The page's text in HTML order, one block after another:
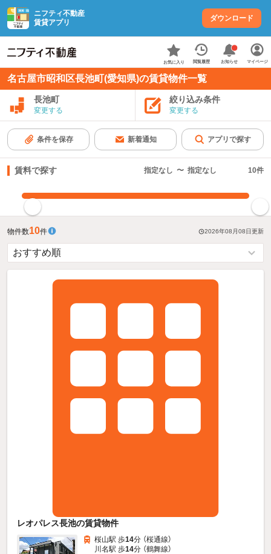
ニフティ不動産
賃貸アプリ
ダウンロード
お気に入り 閲覧履歴 お知らせ マイページ
名古屋市昭和区長池町(愛知県)の賃貸物件一覧
長池町
変更する
絞り込み条件
変更する
条件を保存 新着通知 アプリで探す
賃料で探す 指定なし 〜 指定なし 10件
物件数10件 2026年08月08日更新
レオパレス長池の賃貸物件
桜山駅 歩14分 （桜通線）
川名駅 歩14分 （鶴舞線）